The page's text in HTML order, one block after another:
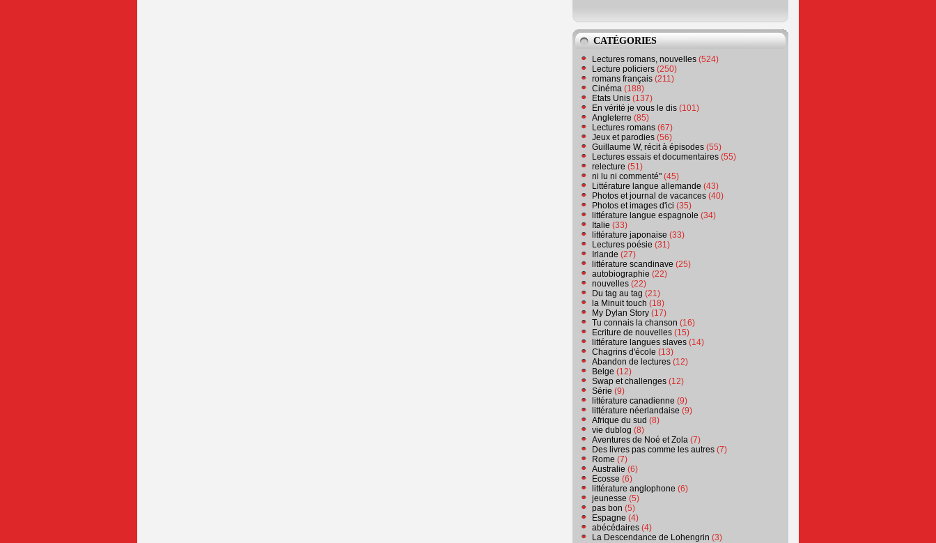
CATÉGORIES
Lectures romans, nouvelles (524)
Lecture policiers (250)
romans français (211)
Cinéma (188)
Etats Unis (137)
En vérité je vous le dis (101)
Angleterre (85)
Lectures romans (67)
Jeux et parodies (56)
Guillaume W, récit à épisodes (55)
Lectures essais et documentaires (55)
relecture (51)
ni lu ni commenté" (45)
Littérature langue allemande (43)
Photos et journal de vacances (40)
Photos et images d'ici (35)
littérature langue espagnole (34)
Italie (33)
littérature japonaise (33)
Lectures poésie (31)
Irlande (27)
littérature scandinave (25)
autobiographie (22)
nouvelles (22)
Du tag au tag (21)
la Minuit touch (18)
My Dylan Story (17)
Tu connais la chanson (16)
Ecriture de nouvelles (15)
littérature langues slaves (14)
Chagrins d'école (13)
Abandon de lectures (12)
Belge (12)
Swap et challenges (12)
Série (9)
littérature canadienne (9)
littérature néerlandaise (9)
Afrique du sud (8)
vie dublog (8)
Aventures de Noé et Zola (7)
Des livres pas comme les autres (7)
Rome (7)
Australie (6)
Ecosse (6)
littérature anglophone (6)
jeunesse (5)
pas bon (5)
Espagne (4)
abécédaires (4)
La Descendance de Lohengrin (3)